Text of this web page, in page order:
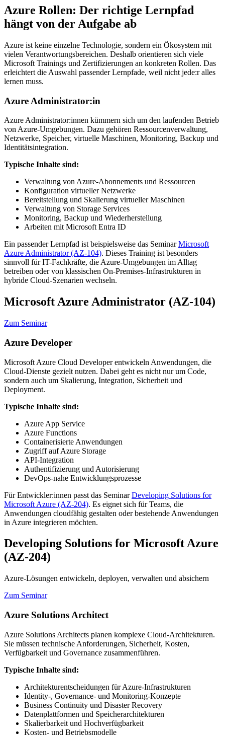
Azure Rollen: Der richtige Lernpfad
hängt von der Aufgabe ab
Azure ist keine einzelne Technologie, sondern ein Ökosystem mit
vielen Verantwortungsbereichen. Deshalb orientieren sich viele
Microsoft Trainings und Zertifizierungen an konkreten Rollen. Das
erleichtert die Auswahl passender Lernpfade, weil nicht jede:r alles
lernen muss.
Azure Administrator:in
Azure Administrator:innen kümmern sich um den laufenden Betrieb
von Azure-Umgebungen. Dazu gehören Ressourcenverwaltung,
Netzwerke, Speicher, virtuelle Maschinen, Monitoring, Backup und
Identitätsintegration.
Typische Inhalte sind:
Verwaltung von Azure-Abonnements und Ressourcen
Konfiguration virtueller Netzwerke
Bereitstellung und Skalierung virtueller Maschinen
Verwaltung von Storage Services
Monitoring, Backup und Wiederherstellung
Arbeiten mit Microsoft Entra ID
Ein passender Lernpfad ist beispielsweise das SeminarMicrosoft
Azure Administrator (AZ-104). Dieses Training ist besonders
sinnvoll für IT-Fachkräfte, die Azure-Umgebungen im Alltag
betreiben oder von klassischen On-Premises-Infrastrukturen in
hybride Cloud-Szenarien wechseln.
Microsoft Azure Administrator (AZ-104)
Zum Seminar
Azure Developer
Microsoft Azure Cloud Developer entwickeln Anwendungen, die
Cloud-Dienste gezielt nutzen. Dabei geht es nicht nur um Code,
sondern auch um Skalierung, Integration, Sicherheit und
Deployment.
Typische Inhalte sind:
Azure App Service
Azure Functions
Containerisierte Anwendungen
Zugriff auf Azure Storage
API-Integration
Authentifizierung und Autorisierung
DevOps-nahe Entwicklungsprozesse
Für Entwickler:innen passt das SeminarDeveloping Solutions for
Microsoft Azure (AZ-204). Es eignet sich für Teams, die
Anwendungen cloudfähig gestalten oder bestehende Anwendungen
in Azure integrieren möchten.
Developing Solutions for Microsoft Azure
(AZ-204)
Azure-Lösungen entwickeln, deployen, verwalten und absichern
Zum Seminar
Azure Solutions Architect
Azure Solutions Architects planen komplexe Cloud-Architekturen.
Sie müssen technische Anforderungen, Sicherheit, Kosten,
Verfügbarkeit und Governance zusammenführen.
Typische Inhalte sind:
Architekturentscheidungen für Azure-Infrastrukturen
Identity-, Governance- und Monitoring-Konzepte
Business Continuity und Disaster Recovery
Datenplattformen und Speicherarchitekturen
Skalierbarkeit und Hochverfügbarkeit
Kosten- und Betriebsmodelle